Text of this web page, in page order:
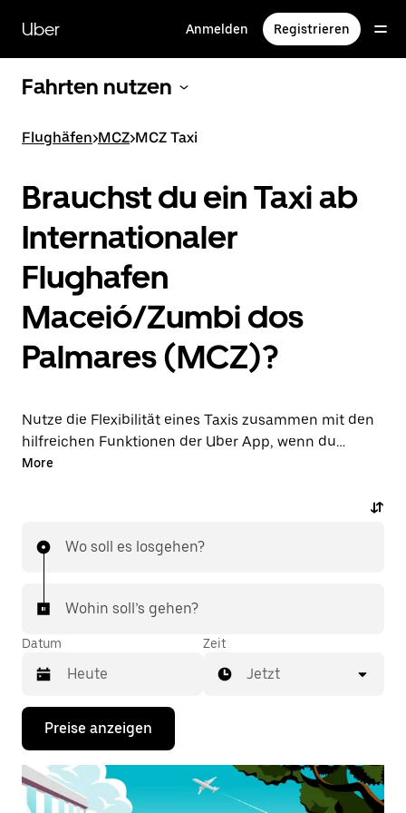
zum
Hauptinhalt
Uber Anmelden Registrieren
Fahrten nutzen
Flughäfen>MCZ>MCZ Taxi
Brauchst du ein Taxi ab
Internationaler
Flughafen
Maceió/Zumbi dos
Palmares (MCZ)?
Nutze die Flexibilität eines Taxis zusammen mit den
hilfreichen Funktionen der Uber App, wenn du
stattdessen eine Fahrt über die Uber App zum oder
Fixpreise für jede Fahrt sichern. Mit nur wenigen
More
Wo soll es losgehen?
Wohin soll’s gehen?
Datum
Drücke
Nach-
unten-
Taste,
Zeit
Jetzt
Preise anzeigen